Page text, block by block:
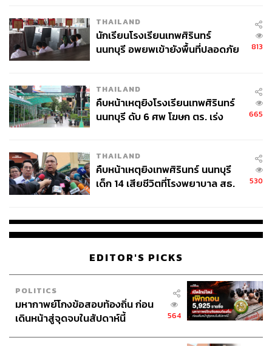
THAILAND
นักเรียนโรงเรียนเทพศิรินทร์
นนทบุรี อพยพเข้ายังพื้นที่ปลอดภัย
813
THAILAND
คืบหน้าเหตุยิงโรงเรียนเทพศิรินทร์
นนทบุรี ดับ 6 ศพ โฆษก ตร. เร่ง
665
THAILAND
คืบหน้าเหตุยิงเทพศิรินทร์ นนทบุรี
เด็ก 14 เสียชีวิตที่โรงพยาบาล สธ.
530
EDITOR'S PICKS
POLITICS
มหากาพย์โกงข้อสอบท้องถิ่น ก่อน
เดินหน้าสู่จุดจบในสัปดาห์นี้
564